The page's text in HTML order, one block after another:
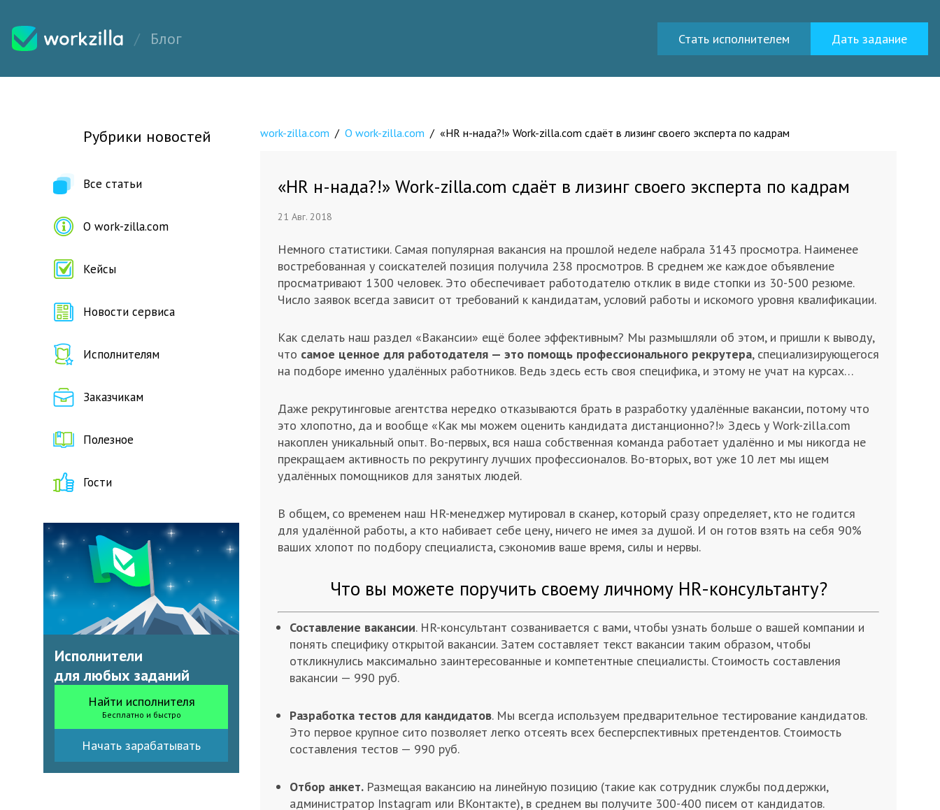
Блог Стать исполнителем Дать задание
Рубрики новостей
Все статьи
О work-zilla.com
Кейсы
Новости сервиса
Исполнителям
Заказчикам
Полезное
Гости
Исполнители
для любых заданий
Найти исполнителя
Бесплатно и быстро
Начать зарабатывать
work-zilla.com / О work-zilla.com / «HR н-нада?!» Work-zilla.com сдаёт в лизинг своего эксперта по кадрам
«HR н-нада?!» Work-zilla.com сдаёт в лизинг своего эксперта по кадрам
21 Авг. 2018
Немного статистики. Самая популярная вакансия на прошлой неделе набрала 3143 просмотра. Наименее
востребованная у соискателей позиция получила 238 просмотров. В среднем же каждое объявление
просматривают 1300 человек. Это обеспечивает работодателю отклик в виде стопки из 30-500 резюме.
Число заявок всегда зависит от требований к кандидатам, условий работы и искомого уровня квалификации.
Как сделать наш раздел «Вакансии» ещё более эффективным? Мы размышляли об этом, и пришли к выводу,
что самое ценное для работодателя — это помощь профессионального рекрутера, специализирующегося
на подборе именно удалённых работников. Ведь здесь есть своя специфика, и этому не учат на курсах…
Даже рекрутинговые агентства нередко отказываются брать в разработку удалённые вакансии, потому что
это хлопотно, да и вообще «Как мы можем оценить кандидата дистанционно?!» Здесь у Work-zilla.com
накоплен уникальный опыт. Во-первых, вся наша собственная команда работает удалённо и мы никогда не
прекращаем активность по рекрутингу лучших профессионалов. Во-вторых, вот уже 10 лет мы ищем
удалённых помощников для занятых людей.
В общем, со временем наш HR-менеджер мутировал в сканер, который сразу определяет, кто не годится
для удалённой работы, а кто набивает себе цену, ничего не имея за душой. И он готов взять на себя 90%
ваших хлопот по подбору специалиста, сэкономив ваше время, силы и нервы.
Что вы можете поручить своему личному HR-консультанту?
Составление вакансии. HR-консультант созванивается с вами, чтобы узнать больше о вашей компании и
понять специфику открытой вакансии. Затем составляет текст вакансии таким образом, чтобы
откликнулись максимально заинтересованные и компетентные специалисты. Стоимость составления
вакансии — 990 руб.
Разработка тестов для кандидатов. Мы всегда используем предварительное тестирование кандидатов.
Это первое крупное сито позволяет легко отсеять всех бесперспективных претендентов. Стоимость
составления тестов — 990 руб.
Отбор анкет. Размещая вакансию на линейную позицию (такие как сотрудник службы поддержки,
администратор Instagram или ВКонтакте), в среднем вы получите 300-400 писем от кандидатов.